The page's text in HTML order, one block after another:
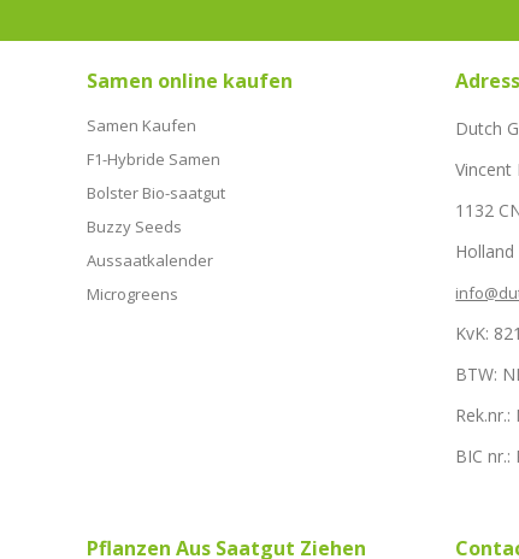
Samen online kaufen
Samen Kaufen
F1-Hybride Samen
Bolster Bio-saatgut
Buzzy Seeds
Aussaatkalender
Microgreens
Dutch
Vincent
1132
Holland
KvK:
BTW:
BIC nr.:
Pflanzen Aus Saatgut Ziehen